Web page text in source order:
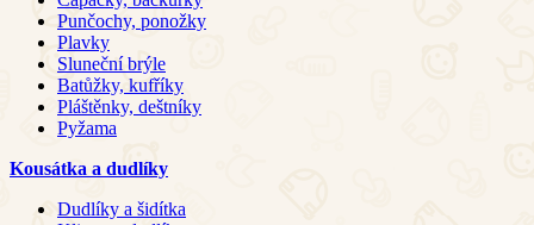
Punčochy, ponožky
Plavky
Sluneční brýle
Batůžky, kufříky
Pláštěnky, deštníky
Pyžama
Kousátka a dudlíky
Dudlíky a šidítka